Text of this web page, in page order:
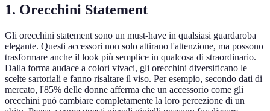
1. Orecchini Statement
Gli orecchini statement sono un must-have in qualsiasi guardaroba
elegante. Questi accessori non solo attirano l'attenzione, ma possono
trasformare anche il look più semplice in qualcosa di straordinario.
Dalla forma audace a colori vivaci, gli orecchini diversificano le
scelte sartoriali e fanno risaltare il viso. Per esempio, secondo dati di
mercato, l'85% delle donne afferma che un accessorio come gli
orecchini può cambiare completamente la loro percezione di un